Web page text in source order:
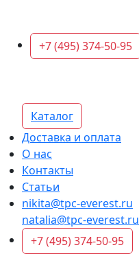
+7 (495) 374-50-95
Каталог
Доставка и оплата
О нас
Контакты
Статьи
nikita@tpc-everest.ru
natalia@tpc-everest.ru
+7 (495) 374-50-95